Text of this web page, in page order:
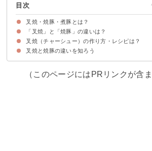
目次
叉焼・焼豚・煮豚とは？
叉焼とは
焼豚・煮豚とは
「叉焼」と「焼豚」の違いは？
①調理方法の違い
②言葉の使い方・意味の違い
③味の違い
叉焼（チャーシュー）の作り方・レシピは？
材料
作り方・手順
叉焼と焼豚の違いを知ろう
（このページにはPRリンクが含